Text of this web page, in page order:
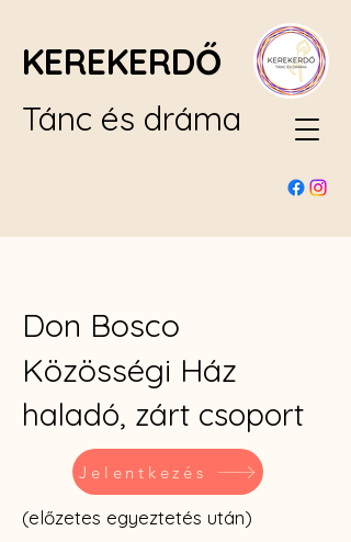
KEREKERDŐ
Tánc és dráma
Don Bosco
Közösségi Ház
haladó, zárt csoport
Jelentkezés
(előzetes egyeztetés után)